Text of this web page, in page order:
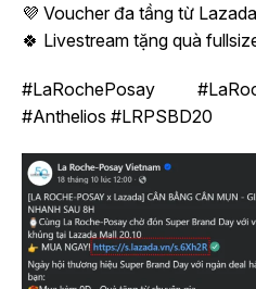
💜 Voucher đa tầng từ
🍀 Livestream tặng quà
#LaRochePosay
#Anthelios #LRPSBD20